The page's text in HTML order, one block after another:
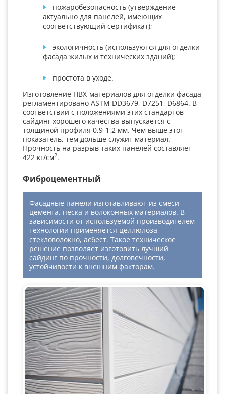
пожаробезопасность (утверждение
актуально для панелей, имеющих
соответствующий сертификат);
экологичность (используются для отделки
фасада жилых и технических зданий);
простота в уходе.
Изготовление ПВХ-материалов для отделки фасада
регламентировано ASTM DD3679, D7251, D6864. В
соответствии с положениями этих стандартов
сайдинг хорошего качества выпускается с
толщиной профиля 0,9-1,2 мм. Чем выше этот
показатель, тем дольше служит материал.
Прочность на разрыв таких панелей составляет
422 кг/см2.
Фиброцементный
Фасадные панели изготавливают из смеси
цемента, песка и волоконных материалов. В
зависимости от используемой производителем
технологии применяется целлюлоза,
стекловолокно, асбест. Такое техническое
решение позволяет изготовить лучший
сайдинг по прочности, долговечности,
устойчивости к внешним факторам.